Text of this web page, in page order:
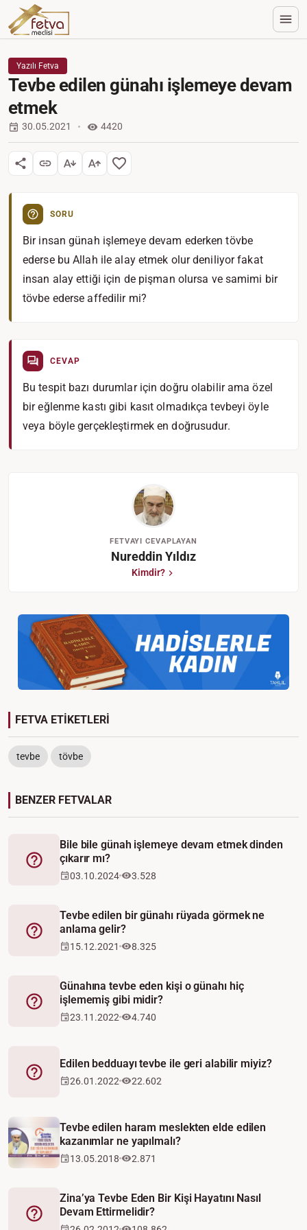
Yazılı Fetva
Tevbe edilen günahı işlemeye devam
etmek
30.05.2021 4420
SORU
Bir insan günah işlemeye devam ederken tövbe
ederse bu Allah ile alay etmek olur deniliyor fakat
insan alay ettiği için de pişman olursa ve samimi bir
tövbe ederse affedilir mi?
CEVAP
Bu tespit bazı durumlar için doğru olabilir ama özel
bir eğlenme kastı gibi kasıt olmadıkça tevbeyi öyle
veya böyle gerçekleştirmek en doğrusudur.
FETVAYI CEVAPLAYAN
Nureddin Yıldız
Kimdir?
FETVA ETİKETLERİ
tevbe tövbe
BENZER FETVALAR
Fetva
Bile bile günah işlemeye devam etmek dinden
çıkarır mı?
03.10.2024 3.528
Fetva
Tevbe edilen bir günahı rüyada görmek ne
anlama gelir?
15.12.2021 8.325
Fetva
Günahına tevbe eden kişi o günahı hiç
işlememiş gibi midir?
23.11.2022 4.740
Fetva
Edilen bedduayı tevbe ile geri alabilir miyiz?
26.01.2022 22.602
Tevbe edilen haram meslekten elde edilen
kazanımlar ne yapılmalı?
13.05.2018 2.871
Fetva
Zina’ya Tevbe Eden Bir Kişi Hayatını Nasıl
Devam Ettirmelidir?